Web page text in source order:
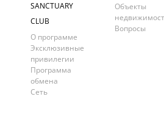
SANCTUARY
CLUB
О программе
Эксклюзивные
привилегии
Программа
обмена
Сеть
Объекты
Вопросы